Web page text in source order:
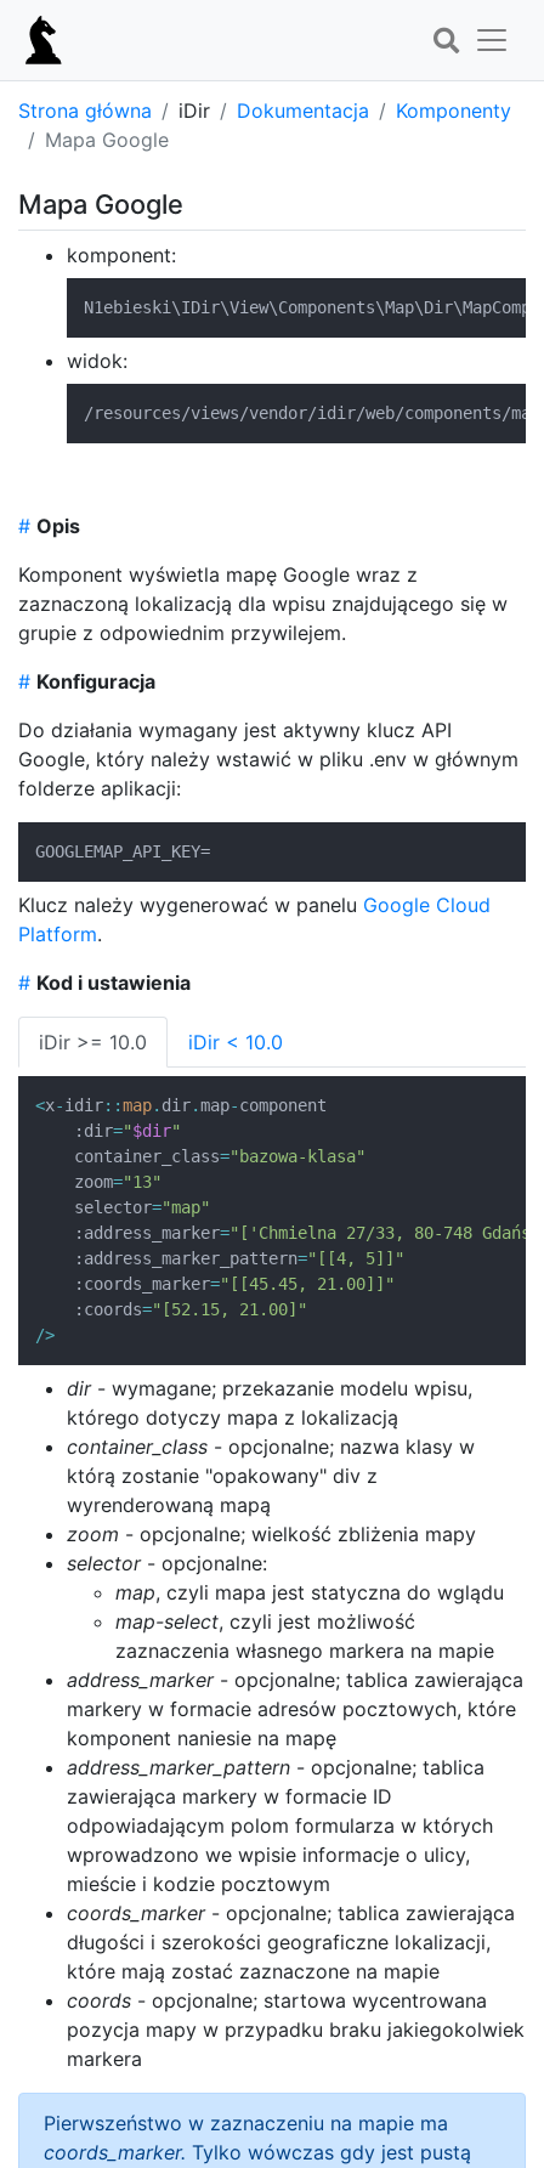
Strona główna iDir Dokumentacja
Komponenty
Mapa Google
Mapa Google
komponent:
widok:
/resources/views/vendor/idir/web/components/
# Opis
Komponent wyświetla mapę Google wraz z
zaznaczoną lokalizacją dla wpisu znajdującego się w
grupie z odpowiednim przywilejem.
# Konfiguracja
Do działania wymagany jest aktywny klucz API
Google, który należy wstawić w pliku .env w głównym
folderze aplikacji:
GOOGLEMAP_API_KEY=
Klucz należy wygenerować w panelu Google Cloud
Platform.
# Kod i ustawienia
iDir >= 10.0 iDir < 10.0
<x-idir::map. dir.map-component
: dir="$dir"
    container_class
="bazowa-klasa"
    zoom
="13"
    selector
="map"
: address_marker="['Chmielna 27/33, 80-748
: address_marker_pattern="[[4, 5]]"
: coords_marker="[[45.45, 21.00]]"
: coords="[52.15, 21.00]"
/>
dir- wymagane; przekazanie modelu wpisu,
którego dotyczy mapa z lokalizacją
container_class - opcjonalne; nazwa klasy w
którą zostanie "opakowany" div z
wyrenderowaną mapą
zoom - opcjonalne; wielkość zbliżenia mapy
selector- opcjonalne:
map, czyli mapa jest statyczna do wglądu
map-select, czyli jest możliwość
zaznaczenia własnego markera na mapie
address_marker- opcjonalne; tablica zawierająca
markery w formacie adresów pocztowych, które
komponent naniesie na mapę
address_marker_pattern - opcjonalne; tablica
zawierająca markery w formacie ID
odpowiadającym polom formularza w których
wprowadzono we wpisie informacje o ulicy,
mieście i kodzie pocztowym
coords_marker- opcjonalne; tablica zawierająca
długości i szerokości geograficzne lokalizacji,
które mają zostać zaznaczone na mapie
coords - opcjonalne; startowa wycentrowana
pozycja mapy w przypadku braku jakiegokolwiek
markera
Pierwszeństwo w zaznaczeniu na mapie ma
coords_marker. Tylko wówczas gdy jest pustą